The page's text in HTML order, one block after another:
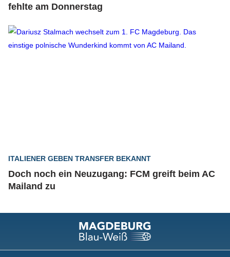
fehlte am Donnerstag
ITALIENER GEBEN TRANSFER BEKANNT
Doch noch ein Neuzugang: FCM greift beim AC
Mailand zu